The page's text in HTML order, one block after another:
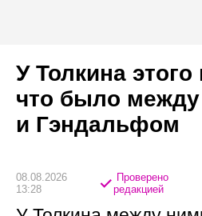
У Толкина
что было
и Гэндальфом
08.08.2026
13:28
Проверено
редакцией